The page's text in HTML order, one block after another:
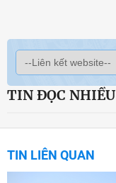
TIN ĐỌC NHIỀU
TIN LIÊN QUAN